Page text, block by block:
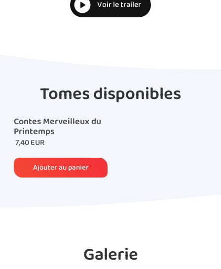
Voir le trailer
Tomes disponibles
Contes Merveilleux du
Printemps
7,40 EUR
Galerie